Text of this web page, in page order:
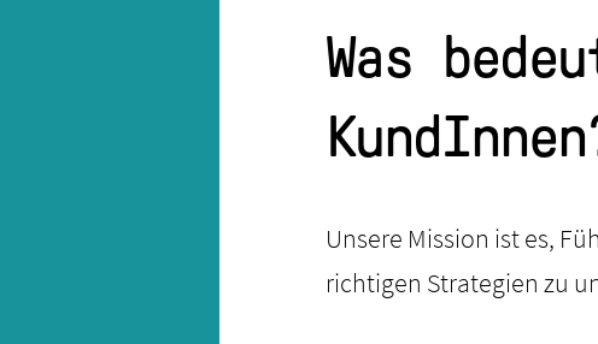
Was
Unsere Mission ist es,
richtigen Strategien zu